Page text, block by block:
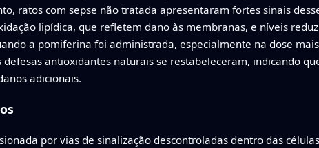
ratos com sepse não tratada apresentaram fortes sinais
lipídica, que refletem dano às membranas, e níveis
a pomiferina foi administrada, especialmente na dose
antioxidantes naturais se restabeleceram, indicando
adicionais.
por vias de sinalização descontroladas dentro das